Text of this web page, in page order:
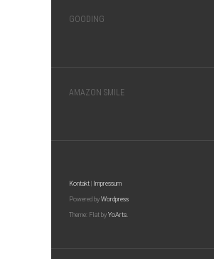
GOODING
AMAZON SMILE
Kontakt Impressum
Powered by Wordpress
Theme: Flat by YoArts.